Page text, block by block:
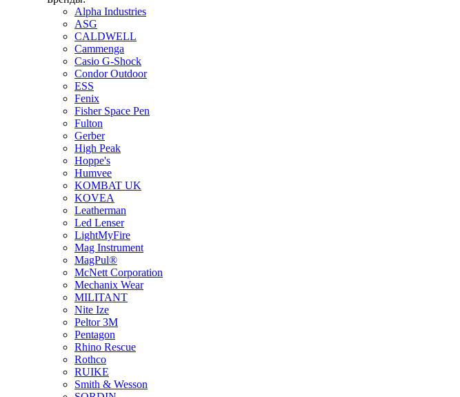
Alpha Industries
ASG
CALDWELL
Cammenga
Casio G-Shock
Condor Outdoor
ESS
Fenix
Fisher Space Pen
Fulton
Gerber
High Peak
Hoppe's
Humvee
KOMBAT UK
KOVEA
Leatherman
Led Lenser
LightMyFire
Mag Instrument
MagPul®
McNett Corporation
Mechanix Wear
MILITANT
Nite Ize
Peltor 3M
Pentagon
Rhino Rescue
Rothco
RUIKE
Smith & Wesson